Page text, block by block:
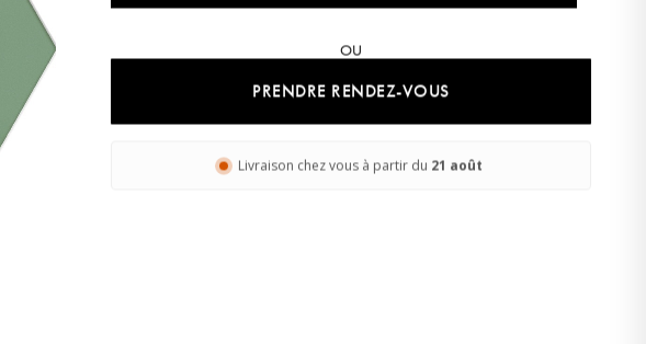
OU
PRENDRE RENDEZ-VOUS
Livraison chez vous à partir du 21 août
En ligne· Experte revêtements